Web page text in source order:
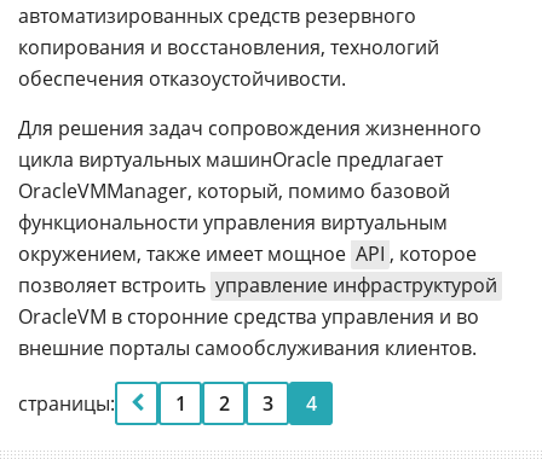
автоматизированных средств резервного
копирования и восстановления, технологий
обеспечения отказоустойчивости.
Для решения задач сопровождения жизненного
цикла виртуальных машинOracle предлагает
OracleVMManager, который, помимо базовой
функциональности управления виртуальным
окружением, также имеет мощное API , которое
позволяет встроить управление инфраструктурой
OracleVM в сторонние средства управления и во
внешние порталы самообслуживания клиентов.
страницы: 1 2 3 4